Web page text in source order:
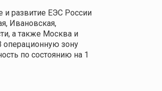
и развитие ЕЭС России
Ивановская,
а также Москва и
операционную зону
по состоянию на 1